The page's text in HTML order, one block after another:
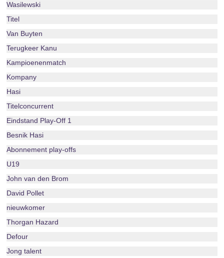
Wasilewski
Titel
Van Buyten
Terugkeer Kanu
Kampioenenmatch
Kompany
Hasi
Titelconcurrent
Eindstand Play-Off 1
Besnik Hasi
Abonnement play-offs
U19
John van den Brom
David Pollet
nieuwkomer
Thorgan Hazard
Defour
Jong talent